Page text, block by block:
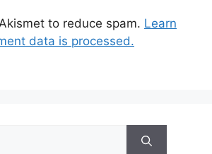
to reduce spam. Learn
data is processed.